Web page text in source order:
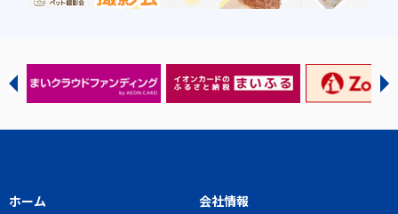
ホーム 会社情報